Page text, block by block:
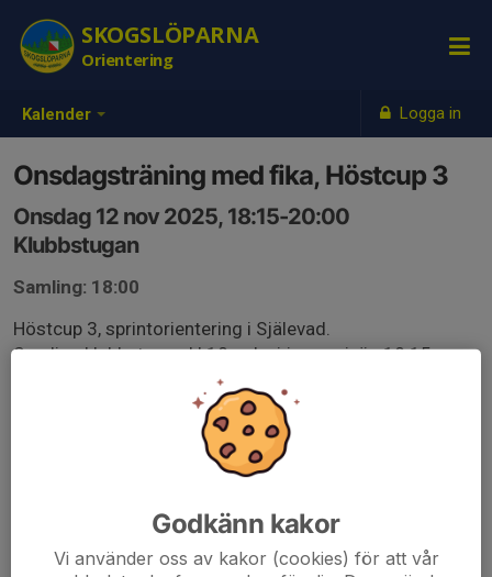
Kalender Logga in
SKOGSLÖPARNA
Orientering
Onsdagsträning med fika, Höstcup 3
Onsdag 12 nov 2025, 18:15-20:00
Klubbstugan
Samling: 18:00
Höstcup 3, sprintorientering i Själevad.
Samling klubbstugan kl 18 och vi joggar iväg 18.15.
Fika i klubbstugan efteråt.
eventor.orientering.se/Events/Show/56366
Godkänn kakor
Vi använder oss av kakor (cookies) för att vår